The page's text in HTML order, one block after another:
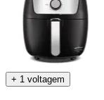
+ 1 voltagem